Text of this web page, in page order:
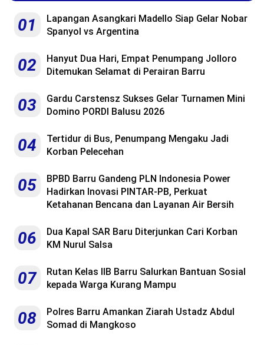
01
Lapangan Asangkari Madello Siap Gelar Nobar
Spanyol vs Argentina
02
Hanyut Dua Hari, Empat Penumpang Jolloro
Ditemukan Selamat di Perairan Barru
03
Gardu Carstensz Sukses Gelar Turnamen Mini
Domino PORDI Balusu 2026
04
Tertidur di Bus, Penumpang Mengaku Jadi
Korban Pelecehan
05
BPBD Barru Gandeng PLN Indonesia Power
Hadirkan Inovasi PINTAR-PB, Perkuat
Ketahanan Bencana dan Layanan Air Bersih
06
Dua Kapal SAR Baru Diterjunkan Cari Korban
KM Nurul Salsa
07
Rutan Kelas IIB Barru Salurkan Bantuan Sosial
kepada Warga Kurang Mampu
08
Polres Barru Amankan Ziarah Ustadz Abdul
Somad di Mangkoso